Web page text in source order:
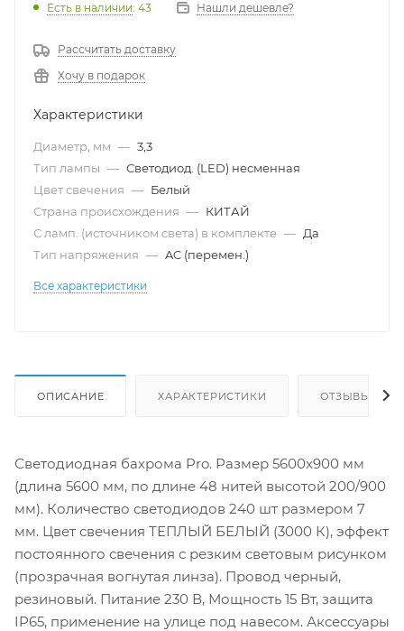
Есть в наличии: 43 Нашли дешевле?
Рассчитать доставку
Хочу в подарок
Характеристики
Диаметр, мм — 3,3
Тип лампы — Светодиод. (LED) несменная
Цвет свечения — Белый
Страна происхождения — КИТАЙ
С ламп. (источником света) в комплекте — Да
Тип напряжения — AC (перемен.)
Все характеристики
ОПИСАНИЕ ХАРАКТЕРИСТИКИ ОТЗЫВЫ
Светодиодная бахрома Pro. Размер 5600x900 мм
(длина 5600 мм, по длине 48 нитей высотой 200/900
мм). Количество светодиодов 240 шт размером 7
мм. Цвет свечения ТЕПЛЫЙ БЕЛЫЙ (3000 К), эффект
постоянного свечения с резким световым рисунком
(прозрачная вогнутая линза). Провод черный,
резиновый. Питание 230 В, Мощность 15 Вт, защита
IP65, применение на улице под навесом. Аксессуары